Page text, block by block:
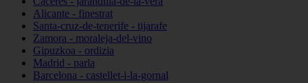
Alicante - finestrat
Santa-cruz-de-tenerife - tijarafe
Zamora - moraleja-del-vino
Gipuzkoa - ordizia
Madrid - parla
Barcelona - castellet-i-la-gornal